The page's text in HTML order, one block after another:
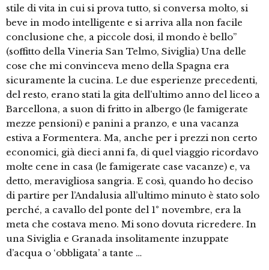
stile di vita in cui si prova tutto, si conversa molto, si
beve in modo intelligente e si arriva alla non facile
conclusione che, a piccole dosi, il mondo è bello”
(soffitto della Vineria San Telmo, Siviglia) Una delle
cose che mi convinceva meno della Spagna era
sicuramente la cucina. Le due esperienze precedenti,
del resto, erano stati la gita dell’ultimo anno del liceo a
Barcellona, a suon di fritto in albergo (le famigerate
mezze pensioni) e panini a pranzo, e una vacanza
estiva a Formentera. Ma, anche per i prezzi non certo
economici, già dieci anni fa, di quel viaggio ricordavo
molte cene in casa (le famigerate case vacanze) e, va
detto, meravigliosa sangria. E così, quando ho deciso
di partire per l’Andalusia all’ultimo minuto è stato solo
perché, a cavallo del ponte del 1° novembre, era la
meta che costava meno. Mi sono dovuta ricredere. In
una Siviglia e Granada insolitamente inzuppate
d’acqua o ‘obbligata’ a tante …